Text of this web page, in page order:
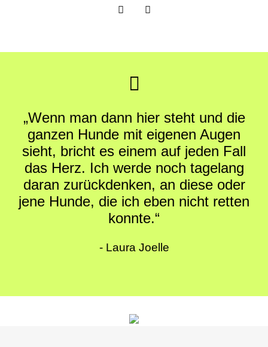
„Wenn man dann hier steht und die
ganzen Hunde mit eigenen Augen
sieht, bricht es einem auf jeden Fall
das Herz. Ich werde noch tagelang
daran zurückdenken, an diese oder
jene Hunde, die ich eben nicht retten
konnte.“
- Laura Joelle